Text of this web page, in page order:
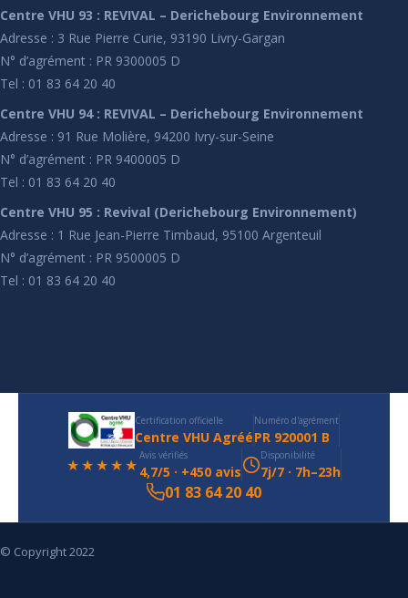
Centre VHU 93 : REVIVAL – Derichebourg Environnement
Adresse : 3 Rue Pierre Curie, 93190 Livry-Gargan
N° d’agrément : PR 9300005 D
Tel : 01 83 64 20 40
Centre VHU 94 : REVIVAL – Derichebourg Environnement
Adresse : 91 Rue Molière, 94200 Ivry-sur-Seine
N° d’agrément : PR 9400005 D
Tel : 01 83 64 20 40
Centre VHU 95 : Revival (Derichebourg Environnement)
Adresse : 1 Rue Jean-Pierre Timbaud, 95100 Argenteuil
N° d’agrément : PR 9500005 D
Tel : 01 83 64 20 40
Certification officielle
Centre VHU Agréé
Numéro d'agrément
PR 920001 B
★★★★★ Avis vérifiés
4,7/5 · +450 avis
Disponibilité
7j/7 · 7h–23h
01 83 64 20 40
© Copyright 2022